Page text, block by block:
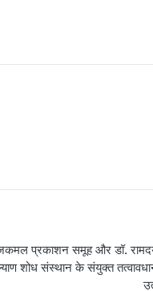
प्रकाशन समूह और डॉ.
शोध संस्थान के संयुक्त